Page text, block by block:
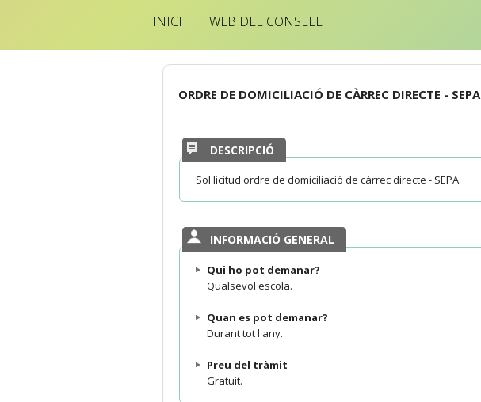
INICI WEB DEL CONSELL
ORDRE DE DOMICILIACIÓ DE CÀRREC DIRECTE - SEPA
DESCRIPCIÓ
Sol·licitud ordre de domiciliació de càrrec directe - SEPA.
INFORMACIÓ GENERAL
Qui ho pot demanar?
Qualsevol escola.
Quan es pot demanar?
Durant tot l'any.
Preu del tràmit
Gratuit.